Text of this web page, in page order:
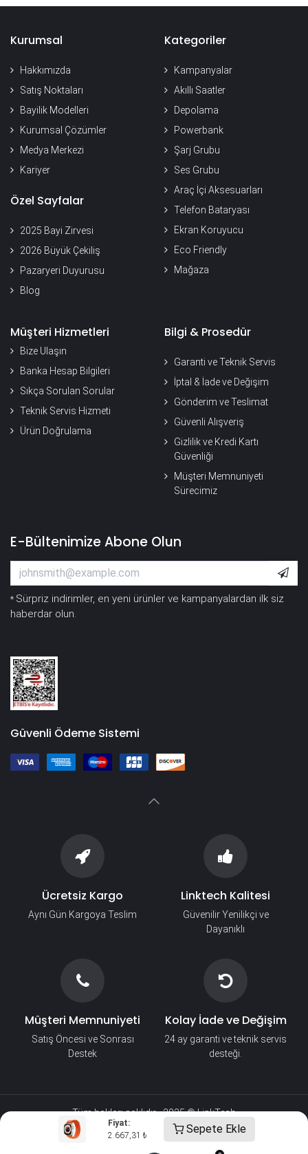
Fiyat:
2.667,31 ₺ Sepete Ekle
Kurumsal
Hakkımızda
Satış Noktaları
Bayilik Modelleri
Kurumsal Çözümler
Medya Merkezi
Kariyer
Özel Sayfalar
2025 Bayi Zirvesi
2026 Büyük Çekiliş
Pazaryeri Duyurusu
Blog
Kategoriler
Kampanyalar
Akıllı Saatler
Depolama
Powerbank
Şarj Grubu
Ses Grubu
Araç İçi Aksesuarları
Telefon Bataryası
Ekran Koruyucu
Eco Friendly
Mağaza
Müşteri Hizmetleri
Bize Ulaşın
Banka Hesap Bilgileri
Sıkça Sorulan Sorular
Teknik Servis Hizmeti
Ürün Doğrulama
Bilgi & Prosedür
Garanti ve Teknik Servis
İptal & İade ve Değişim
Gönderim ve Teslimat
Güvenli Alışveriş
Gizlilik ve Kredi Kartı
Güvenliği
Müşteri Memnuniyeti
Sürecimiz
E-Bültenimize Abone Olun
* Sürpriz indirimler, en yeni ürünler ve kampanyalardan ilk siz
haberdar olun.
Güvenli Ödeme Sistemi
Ücretsiz Kargo
Aynı Gün Kargoya Teslim
Linktech Kalitesi
Güvenilir Yenilikçi ve
Dayanıklı
Müşteri Memnuniyeti
Satış Öncesi ve Sonrası
Destek
Kolay İade ve Değişim
24 ay garanti ve teknik servis
desteği.
Tüm hakları saklıdır - 2025 © LinkTech​